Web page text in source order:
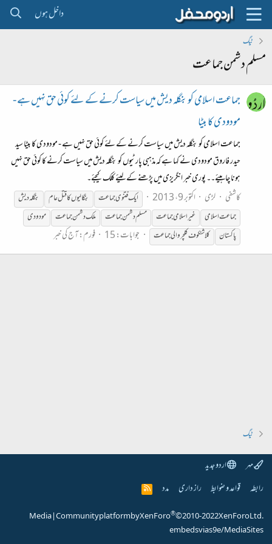
داخل ہوں
ٹیگ
مسلم دشمن جماعت
جماعت اسلامی کو بنگلہ دیش میں سیاست کرنے کے لئے کوئی حق نہیں ہے -
مودودی کا بیٹا
جماعت اسلامی کو بنگلہ دیش میں سیاست کرنے کے لئے کوئی حق نہیں ہے - مودودی کا بیٹا سید
حیدر فاروق مودودی نے کہا ہے کہ مذہبی پارٹیوں کو بنگلہ دیش میں سیاست کرنے کا کوئی حق نہیں
ہونا چاہیئے۔۔ پوری خبر انگریزی میں پڑھنے کے لیئے کلک کیجئے۔
کاشفی
لڑی اکتوبر 9، 2013 ایک فتنویجماعت بنگالیوں کا قتل عام
بنگلہ دیش
جماعتاسلامی غیراسلامیجماعت مسلمدشمنجماعت ملکدشمنجماعت
مودودی
پاکستان
کلاشنکوف کلچر والیجماعت جوابات: 15 فورم:آج کی خبر
ٹیگ
مہر
اردو جدید
رابطہ قواعد و ضوابط راز داری مدد
R
S
Community platform by XenForo®© 2010-2022 XenForo Ltd.
|
Media
embeds via s9e/MediaSites